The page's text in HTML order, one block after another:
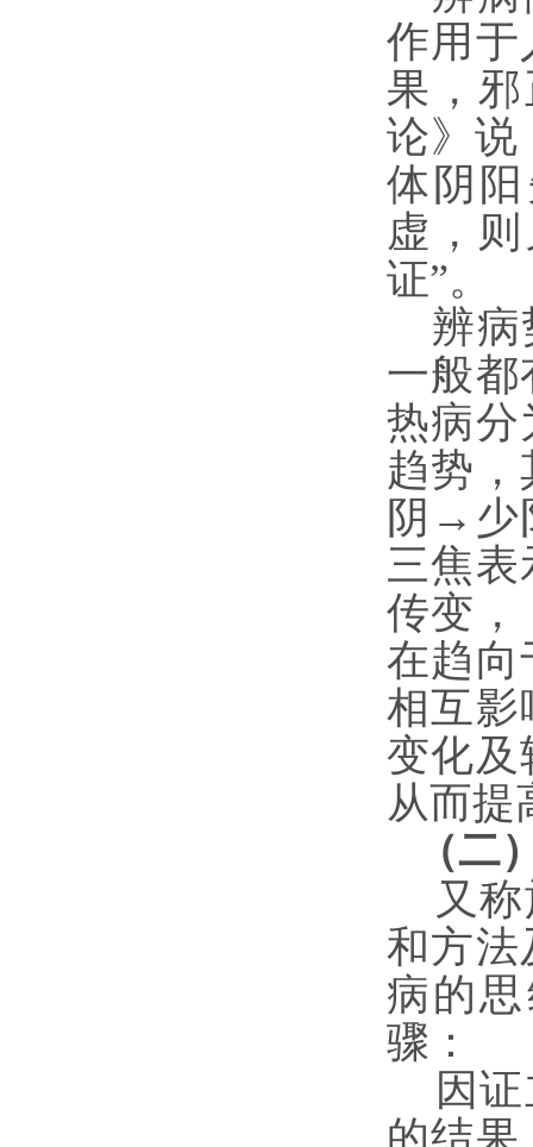
作用于
果，
论》说
体阴
虚，
证”。
辨病
一般都
热病分
趋势
阴→少
三焦表
传变，
在趋向
相互影
变化及
从而提
（
又称
和方法
病的
骤：
因证
的结